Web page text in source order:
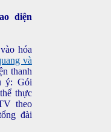
diện
hóa
và
thanh
ý: Gói
thực
theo
đài